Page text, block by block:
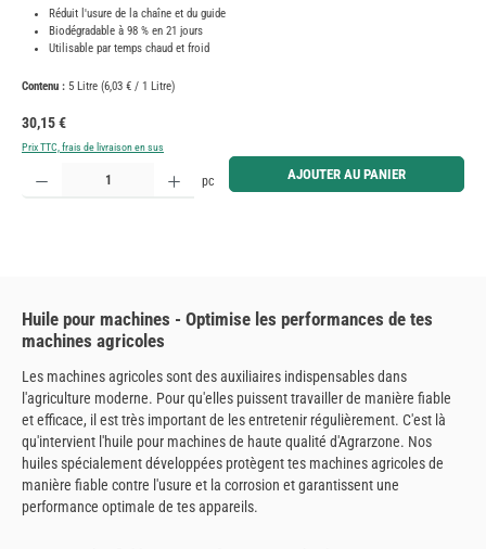
Réduit l'usure de la chaîne et du guide
Biodégradable à 98 % en 21 jours
Utilisable par temps chaud et froid
Contenu : 5 Litre (6,03 € / 1 Litre)
Prix régulier :
30,15 €
Prix TTC, frais de livraison en sus
Quantité de produit : Entrez la quantité souhaitée ou utilisez les boutons pour augmenter ou
pc AJOUTER AU PANIER
Huile pour machines - Optimise les performances de tes
machines agricoles
Les machines agricoles sont des auxiliaires indispensables dans
l'agriculture moderne. Pour qu'elles puissent travailler de manière fiable
et efficace, il est très important de les entretenir régulièrement. C'est là
qu'intervient l'huile pour machines de haute qualité d'Agrarzone. Nos
huiles spécialement développées protègent tes machines agricoles de
manière fiable contre l'usure et la corrosion et garantissent une
performance optimale de tes appareils.